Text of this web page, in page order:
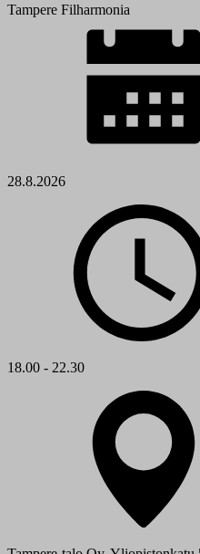
Tampere Filharmonia
28.8.2026
18.00 - 22.30